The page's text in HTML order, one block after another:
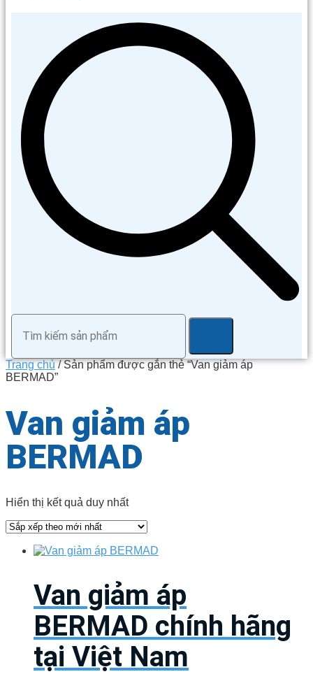
Trang chủ/ Sản phẩm được gắn thẻ “Van giảm áp
BERMAD”
Van giảm áp
BERMAD
Hiển thị kết quả duy nhất
Van giảm áp
BERMAD chính hãng
tại Việt Nam